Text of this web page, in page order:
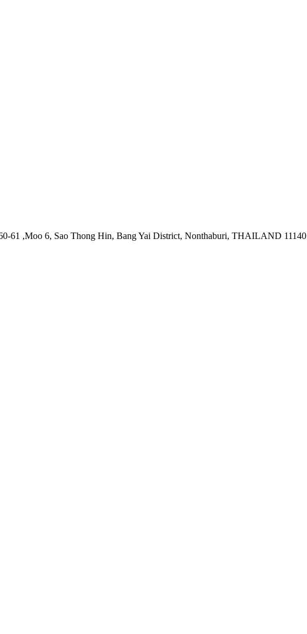
61 ,Moo 6, Sao Thong Hin, Bang Yai District, Nonthaburi, THAILAND 11140